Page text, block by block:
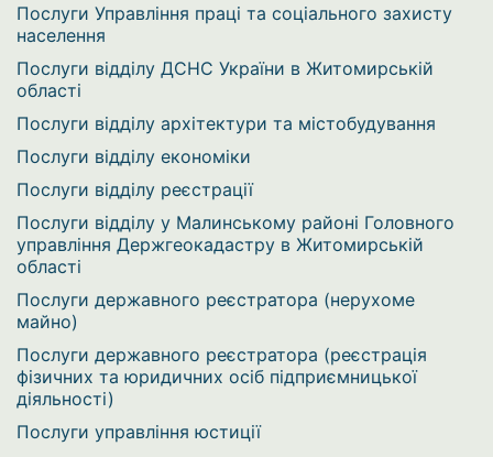
Послуги Управління праці та соціального захисту
населення
Послуги відділу ДСНС України в Житомирській
області
Послуги відділу архітектури та містобудування
Послуги відділу економіки
Послуги відділу реєстрації
Послуги відділу у Малинському районі Головного
управління Держгеокадастру в Житомирській
області
Послуги державного реєстратора (нерухоме
майно)
Послуги державного реєстратора (реєстрація
фізичних та юридичних осіб підприємницької
діяльності)
Послуги управління юстиції